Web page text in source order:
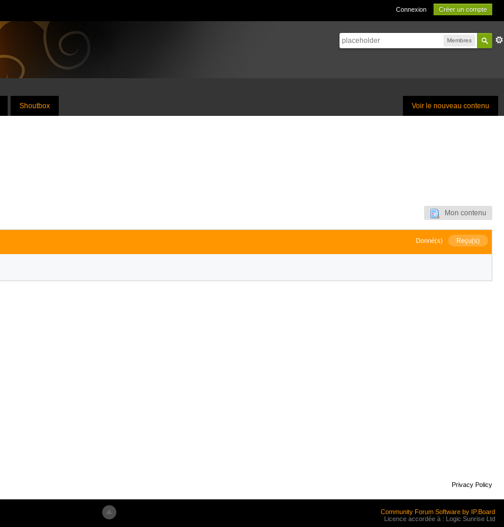
Connexion Créer un compte
Membres
Voir le nouveau contenu
Shoutbox
Mon contenu
Donné(s) Reçu(s)
Privacy Policy
Community Forum Software by IP.Board
Licence accordée à : Logic Sunrise Ltd